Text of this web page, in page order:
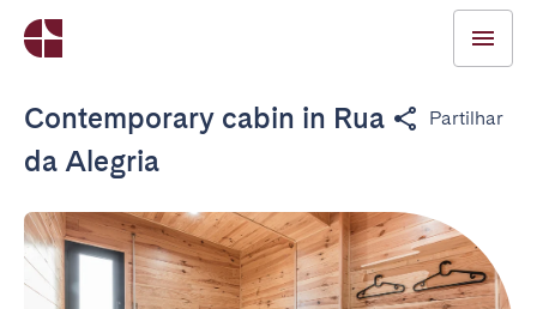
Contemporary cabin in Rua
da Alegria
Partilhar